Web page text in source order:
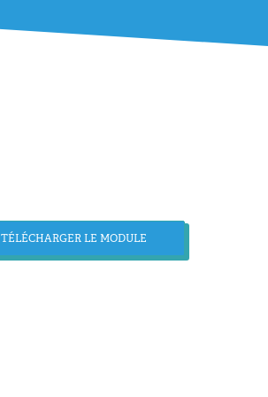
TÉLÉCHARGER LE MODULE